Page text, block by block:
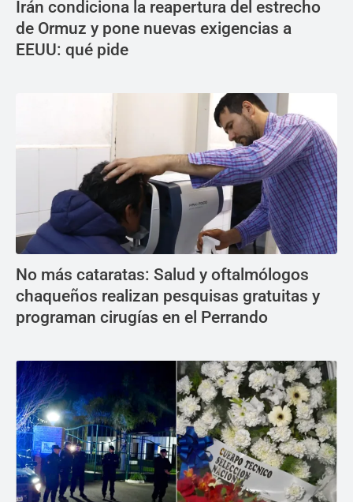
Irán condiciona la reapertura del estrecho
de Ormuz y pone nuevas exigencias a
EEUU: qué pide
No más cataratas: Salud y oftalmólogos
chaqueños realizan pesquisas gratuitas y
programan cirugías en el Perrando